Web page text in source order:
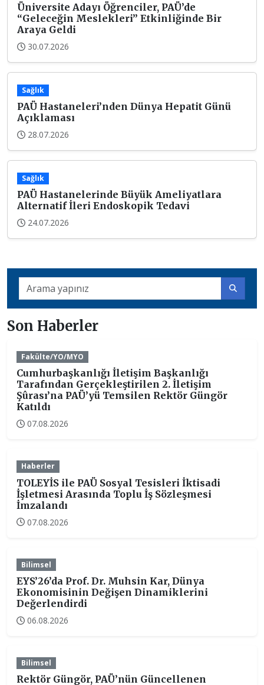
Üniversite Adayı Öğrenciler, PAÜ’de
“Geleceğin Meslekleri” Etkinliğinde Bir
Araya Geldi
30.07.2026
Sağlık
PAÜ Hastaneleri’nden Dünya Hepatit Günü
Açıklaması
28.07.2026
Sağlık
PAÜ Hastanelerinde Büyük Ameliyatlara
Alternatif İleri Endoskopik Tedavi
24.07.2026
Son Haberler
Fakülte/YO/MYO
Cumhurbaşkanlığı İletişim Başkanlığı
Tarafından Gerçekleştirilen 2. İletişim
Şûrası’na PAÜ’yü Temsilen Rektör Güngör
Katıldı
07.08.2026
Haberler
TOLEYİS ile PAÜ Sosyal Tesisleri İktisadi
İşletmesi Arasında Toplu İş Sözleşmesi
İmzalandı
07.08.2026
Bilimsel
EYS’26’da Prof. Dr. Muhsin Kar, Dünya
Ekonomisinin Değişen Dinamiklerini
Değerlendirdi
06.08.2026
Bilimsel
Rektör Güngör, PAÜ’nün Güncellenen